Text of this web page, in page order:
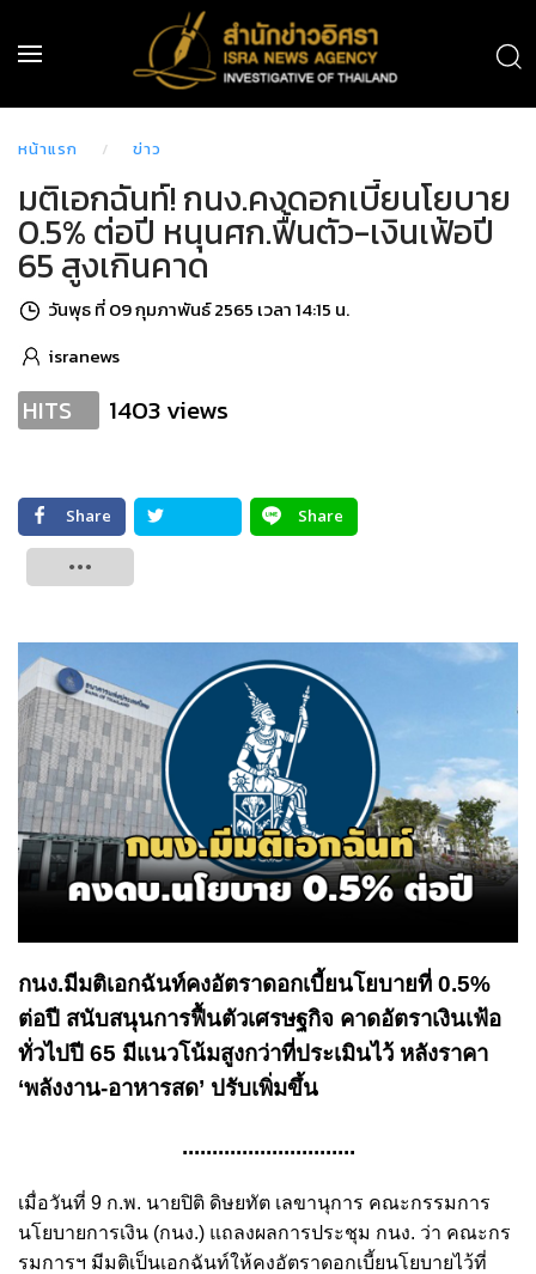
หน้าแรก ข่าว
มติเอกฉันท์! กนง.คงดอกเบี้ยนโยบาย
0.5% ต่อปี หนุนศก.ฟื้นตัว-เงินเฟ้อปี
65 สูงเกินคาด
วันพุธ ที่ 09 กุมภาพันธ์ 2565 เวลา 14:15 น.
isranews
HITS 1403 views
Share
Share
กนง.มีมติเอกฉันท์คงอัตราดอกเบี้ยนโยบายที่ 0.5%
ต่อปี สนับสนุนการฟื้นตัวเศรษฐกิจ คาดอัตราเงินเฟ้อ
ทั่วไปปี 65 มีแนวโน้มสูงกว่าที่ประเมินไว้ หลังราคา
‘พลังงาน-อาหารสด’ ปรับเพิ่มขึ้น
.............................
เมื่อวันที่ 9 ก.พ. นายปิติ ดิษยทัต เลขานุการ คณะกรรมการ
นโยบายการเงิน (กนง.) แถลงผลการประชุม กนง. ว่า คณะกร
รมการฯ มีมติเป็นเอกฉันท์ให้คงอัตราดอกเบี้ยนโยบายไว้ที่